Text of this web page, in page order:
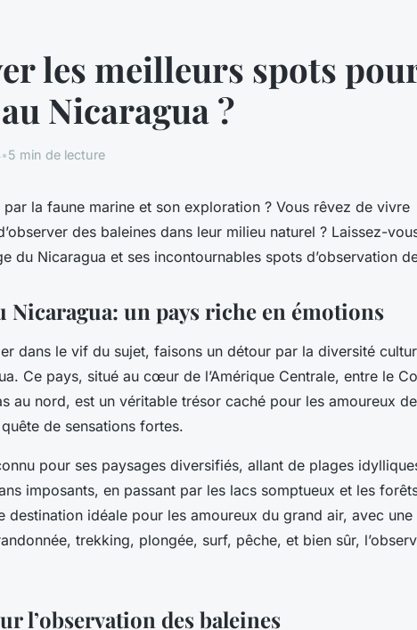
les meilleurs spots
Nicaragua ?
•5 min de lecture
par la faune marine et son exploration ? Vous rêvez de vivre
des baleines dans leur milieu naturel ? Laissez-
du Nicaragua et ses incontournables spots d’observation
Nicaragua: un pays riche en émotions
dans le vif du sujet, faisons un détour par la diversité
Ce pays, situé au cœur de l’Amérique Centrale, entre le
au nord, est un véritable trésor caché pour les amoureux
de sensations fortes.
pour ses paysages diversifiés, allant de plages
imposants, en passant par les lacs somptueux et les
destination idéale pour les amoureux du grand air, avec
trekking, plongée, surf, pêche, et bien sûr,
l’observation des baleines